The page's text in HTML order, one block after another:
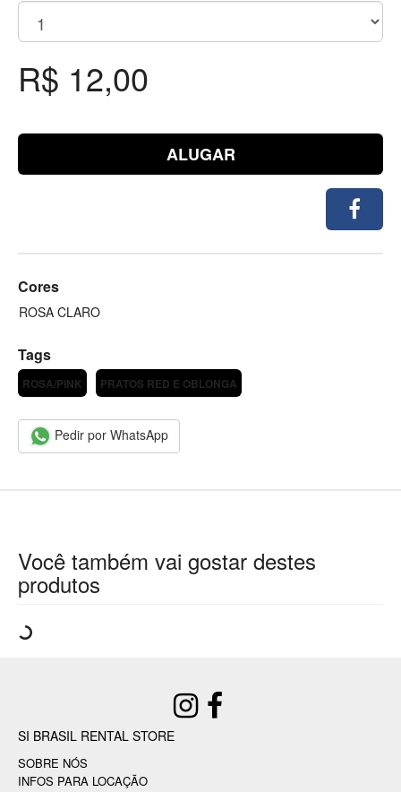
R$ 12,00
ALUGAR
Cores
ROSA CLARO
Tags
ROSA/PINK PRATOS RED E OBLONGA
Pedir por WhatsApp
Você também vai gostar destes
produtos
SI BRASIL RENTAL STORE
SOBRE NÓS
INFOS PARA LOCAÇÃO